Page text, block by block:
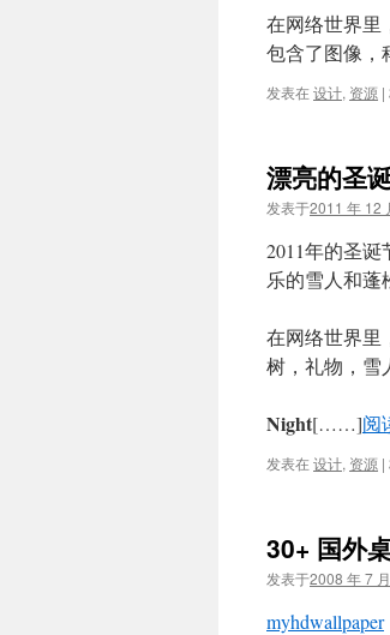
在网络世界里
包含了图像，
发表在设计, 资源 |
漂亮的圣
发表于2011 年 12
2011年的圣
乐的雪人和蓬
在网络世界里
树，礼物，雪
Night[……]阅
发表在设计, 资源 |
30+ 国外
发表于2008 年 7
myhdwallpaper